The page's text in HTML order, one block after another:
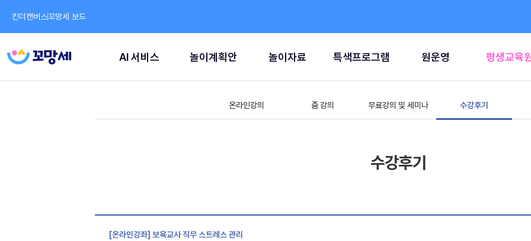
킨더캔버스꼬망세 보드
AI 서비스 놀이계획안 놀이자료 특색프로그램 원운영 평생교육
온라인강의 줌 강의 무료강의 및 세미나 수강후기
수강후기
[온라인강좌] 보육교사 직무 스트레스 관리